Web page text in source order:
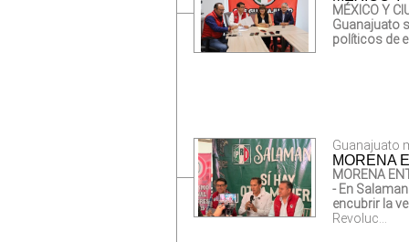
MÉXICO Y
Guanajuato
políticos de
Guanajuato
MORENA
MORENA
- En
encubrir la
Revoluc...